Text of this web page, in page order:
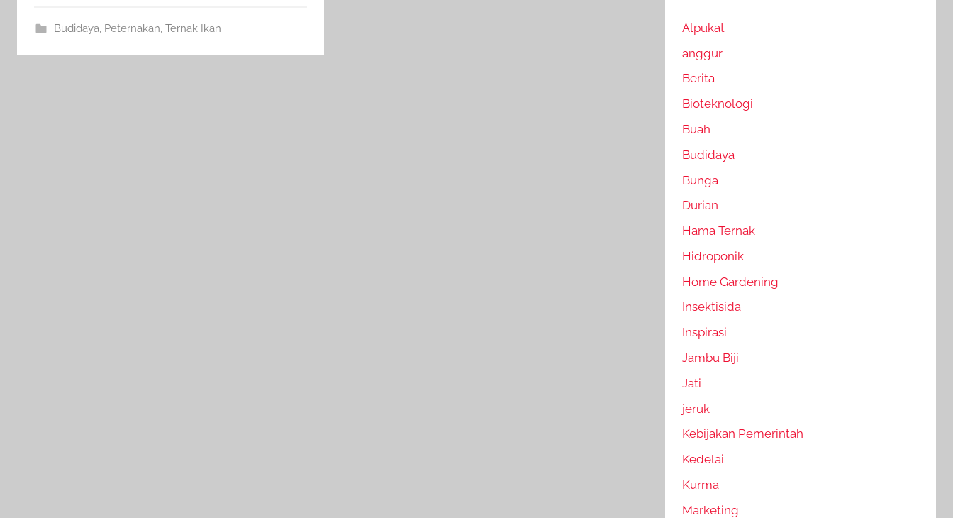
Budidaya Peternakan Ternak Ikan
Alpukat
anggur
Berita
Bioteknologi
Buah
Budidaya
Bunga
Durian
Hama Ternak
Hidroponik
Home Gardening
Insektisida
Inspirasi
Jambu Biji
Jati
jeruk
Kebijakan Pemerintah
Kedelai
Kurma
Marketing